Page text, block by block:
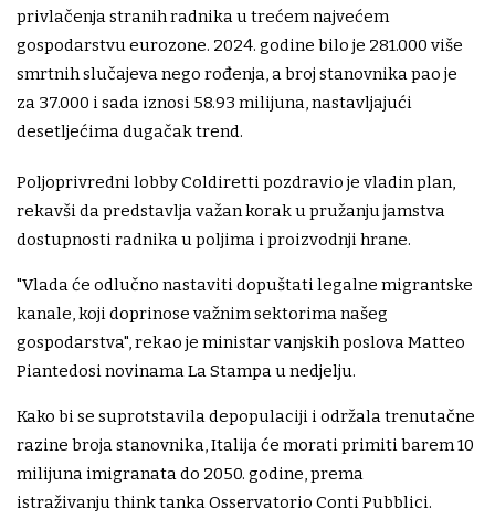
privlačenja stranih radnika u trećem najvećem
gospodarstvu eurozone. 2024. godine bilo je 281.000 više
smrtnih slučajeva nego rođenja, a broj stanovnika pao je
za 37.000 i sada iznosi 58.93 milijuna, nastavljajući
desetljećima dugačak trend.
Poljoprivredni lobby Coldiretti pozdravio je vladin plan,
rekavši da predstavlja važan korak u pružanju jamstva
dostupnosti radnika u poljima i proizvodnji hrane.
"Vlada će odlučno nastaviti dopuštati legalne migrantske
kanale, koji doprinose važnim sektorima našeg
gospodarstva", rekao je ministar vanjskih poslova Matteo
Piantedosi novinama La Stampa u nedjelju.
Kako bi se suprotstavila depopulaciji i održala trenutačne
razine broja stanovnika, Italija će morati primiti barem 10
milijuna imigranata do 2050. godine, prema
istraživanju think tanka Osservatorio Conti Pubblici.